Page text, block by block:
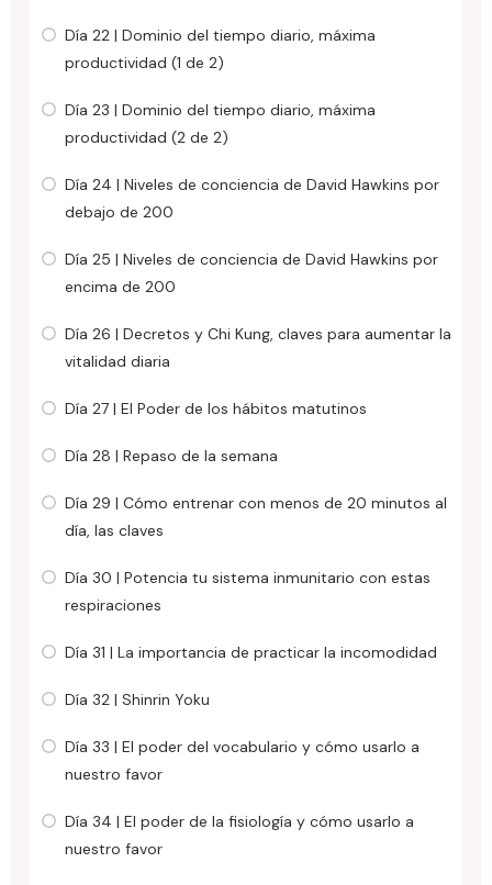
Día 22 | Dominio del tiempo diario, máxima
productividad (1 de 2)
Día 23 | Dominio del tiempo diario, máxima
productividad (2 de 2)
Día 24 | Niveles de conciencia de David Hawkins por
debajo de 200
Día 25 | Niveles de conciencia de David Hawkins por
encima de 200
Día 26 | Decretos y Chi Kung, claves para aumentar la
vitalidad diaria
Día 27 | El Poder de los hábitos matutinos
Día 28 | Repaso de la semana
Día 29 | Cómo entrenar con menos de 20 minutos al
día, las claves
Día 30 | Potencia tu sistema inmunitario con estas
respiraciones
Día 31 | La importancia de practicar la incomodidad
Día 32 | Shinrin Yoku
Día 33 | El poder del vocabulario y cómo usarlo a
nuestro favor
Día 34 | El poder de la fisiología y cómo usarlo a
nuestro favor